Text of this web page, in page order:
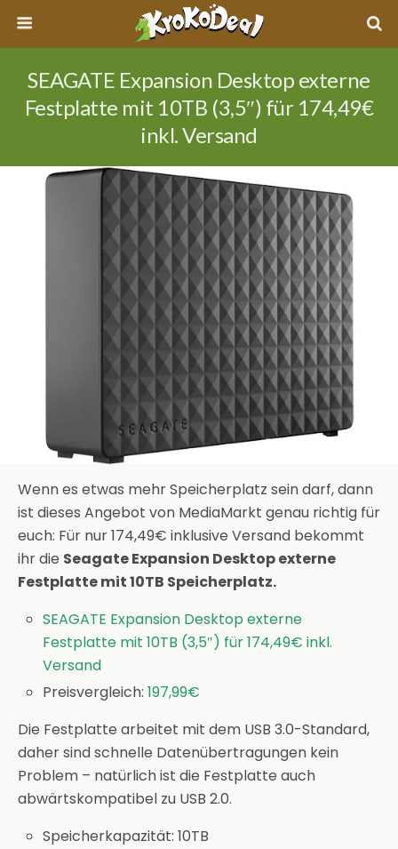
SEAGATE Expansion Desktop externe
Festplatte mit 10TB (3,5″) für 174,49€
inkl. Versand
Wenn es etwas mehr Speicherplatz sein darf, dann
ist dieses Angebot von MediaMarkt genau richtig für
euch: Für nur 174,49€ inklusive Versand bekommt
ihr die Seagate Expansion Desktop externe
Festplatte mit 10TB Speicherplatz.
SEAGATE Expansion Desktop externe
Festplatte mit 10TB (3,5″) für 174,49€ inkl.
Versand
Preisvergleich:197,99€
Die Festplatte arbeitet mit dem USB 3.0-Standard,
daher sind schnelle Datenübertragungen kein
Problem – natürlich ist die Festplatte auch
abwärtskompatibel zu USB 2.0.
Speicherkapazität: 10TB